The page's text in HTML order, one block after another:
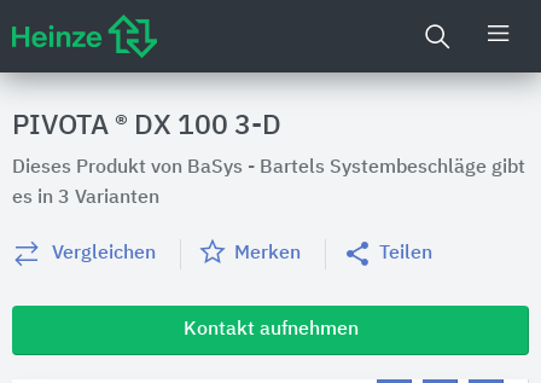
PIVOTA ® DX 100 3-D
Dieses Produkt von BaSys - Bartels Systembeschläge gibt
es in 3 Varianten
Vergleichen Merken Teilen
Kontakt aufnehmen